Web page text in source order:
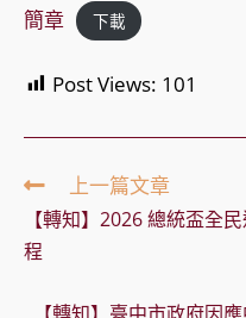
簡章 下載
Post Views: 101
Read
more
articles
上一篇文章
【轉知】2026 總統盃全
程